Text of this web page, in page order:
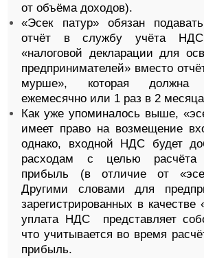
от объёма доходов).
«Эсек патур» обязан
отчёт в службу учёта
«налоговой декларации для
предпринимателей» вместо
мурше», которая должна
ежемесячно или 1 раз в 2
Как уже упоминалось выше,
имеет право на возмещение
однако, входной НДС будет
расходам с целью расчёта
прибыль (в отличие от
Другими словами для
зарегистрированных в качестве
уплата НДС представляет
что учитывается во время
прибыль.